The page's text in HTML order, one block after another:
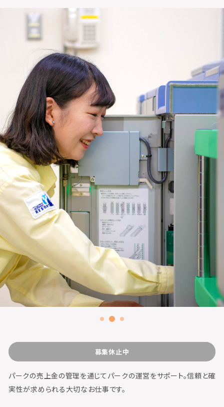
募集休止中
パークの売上金の管理を通じてパークの運営をサポート。信頼と確
実性が求められる大切なお仕事です。